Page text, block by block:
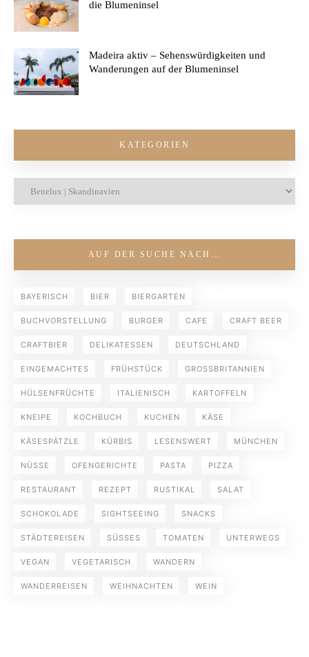
die Blumeninsel
Madeira aktiv – Sehenswürdigkeiten und
Wanderungen auf der Blumeninsel
KATEGORIEN
AUF DER SUCHE NACH…
BAYERISCH BIER BIERGARTEN
BUCHVORSTELLUNG BURGER CAFE CRAFT BEER
CRAFTBIER DELIKATESSEN DEUTSCHLAND
EINGEMACHTES FRÜHSTÜCK GROSSBRITANNIEN
HÜLSENFRÜCHTE ITALIENISCH KARTOFFELN
KNEIPE KOCHBUCH KUCHEN KÄSE
KÄSESPÄTZLE KÜRBIS LESENSWERT MÜNCHEN
NÜSSE OFENGERICHTE PASTA PIZZA
RESTAURANT REZEPT RUSTIKAL SALAT
SCHOKOLADE SIGHTSEEING SNACKS
STÄDTEREISEN SÜSSES TOMATEN UNTERWEGS
VEGAN VEGETARISCH WANDERN
WANDERREISEN WEIHNACHTEN WEIN